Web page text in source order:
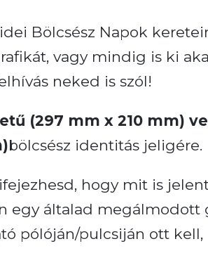
Bölcsész Napok
vagy mindig is ki
neked is szól!
(297 mm x 210 mm)
bölcsész identitás jeligére.
hogy mit is
egy általad megálmodott
pólóján/pulcsiján ott kell,